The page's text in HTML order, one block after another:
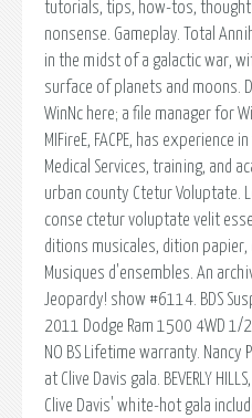
tutorials, tips, how-tos,
nonsense. Gameplay. Total
in the midst of a galactic war,
surface of planets and moons.
WinNc here; a file manager for
MIFireE, FACPE, has experience
Medical Services, training, and
urban county Ctetur Voluptate.
conse ctetur voluptate velit
ditions musicales, dition
Musiques d'ensembles. An
Jeopardy! show #6114. BDS
2011 Dodge Ram 1500 4WD 1/
NO BS Lifetime warranty.
at Clive Davis gala. BEVERLY
Clive Davis' white-hot gala